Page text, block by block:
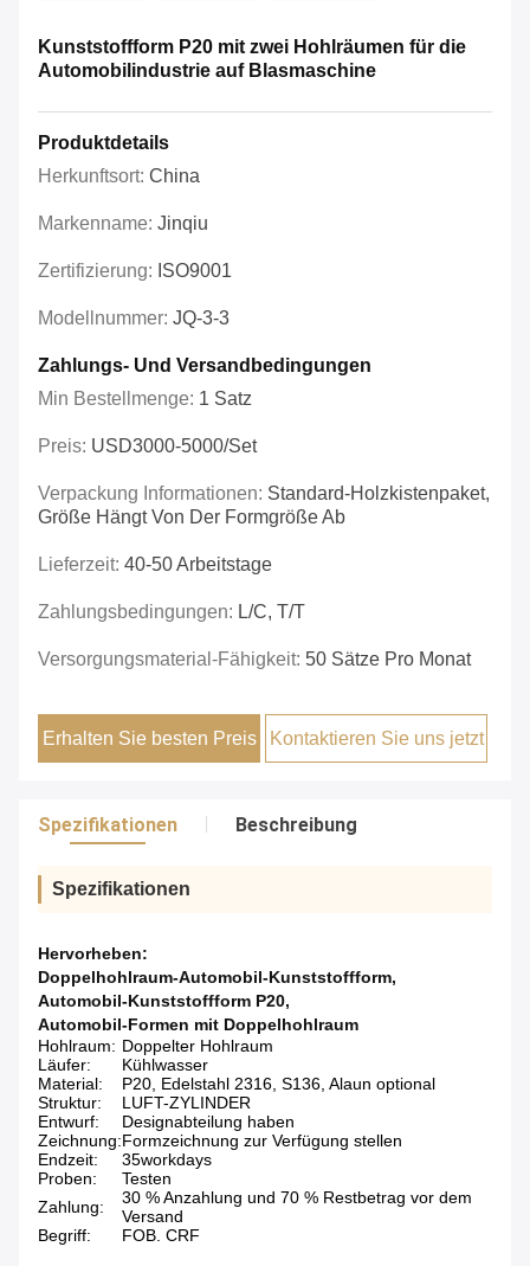
Kunststoffform P20 mit zwei Hohlräumen für die
Automobilindustrie auf Blasmaschine
Produktdetails
Herkunftsort: China
Markenname: Jinqiu
Zertifizierung: ISO9001
Modellnummer: JQ-3-3
Zahlungs- Und Versandbedingungen
Min Bestellmenge: 1 Satz
Preis: USD3000-5000/set
Verpackung Informationen: Standard-Holzkistenpaket,
Größe Hängt Von Der Formgröße Ab
Lieferzeit: 40-50 Arbeitstage
Zahlungsbedingungen: L/C, T/T
Versorgungsmaterial-Fähigkeit: 50 Sätze Pro Monat
Erhalten Sie besten Preis Kontaktieren Sie uns jetzt
Spezifikationen Beschreibung
Spezifikationen
Hervorheben:
Doppelhohlraum-Automobil-Kunststoffform,
Automobil-Kunststoffform P20,
Automobil-Formen mit Doppelhohlraum
Hohlraum: Doppelter Hohlraum
Läufer:
Kühlwasser
Material:
P20, Edelstahl 2316, S136, Alaun optional
Struktur:
LUFT-ZYLINDER
Entwurf:
Designabteilung haben
Zeichnung:Formzeichnung zur Verfügung stellen
Endzeit:
35workdays
Proben:
Testen
Zahlung:
30 % Anzahlung und 70 % Restbetrag vor dem
Versand
Begriff:
FOB. CRF